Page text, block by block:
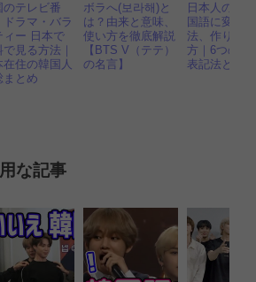
のテレビ番
ドラマ・バラ
ィー 日本で
で見る方法｜
在住の韓国人
まとめ
ボラへ(보라해)と
は？由来と意味、
使い方を徹底解説
【BTS V（テテ）
の名言】
日本人の名
国語に変換
法、作り方
方｜6つの日
表記法とル
な記事